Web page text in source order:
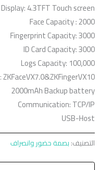
Display: 4.3TFT Touch screen
Face Capacity : 2000
Fingerprint Capacity: 3000
ID Card Capacity: 3000
Logs Capacity: 100,000
2000mAh Backup battery
Communication: TCP/IP
USB-Host
التصنيف:بصمة حضور وانصراف